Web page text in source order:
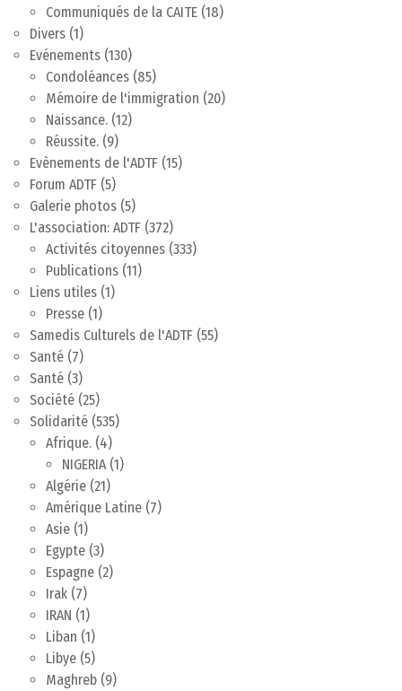
Communiqués de la CAITE (18)
Divers (1)
Evénements (130)
Condoléances (85)
Mémoire de l'immigration (20)
Naissance. (12)
Réussite. (9)
Evènements de l'ADTF (15)
Forum ADTF (5)
Galerie photos (5)
L'association: ADTF (372)
Activités citoyennes (333)
Publications (11)
Liens utiles (1)
Presse (1)
Samedis Culturels de l'ADTF (55)
Santé (7)
Santé (3)
Société (25)
Solidarité (535)
Afrique. (4)
NIGERIA(1)
Algérie (21)
Amérique Latine (7)
Asie (1)
Egypte (3)
Espagne (2)
Irak (7)
IRAN (1)
Liban (1)
Libye (5)
Maghreb (9)